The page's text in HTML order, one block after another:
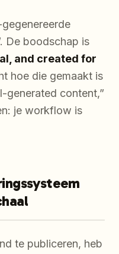
De boodschap is
and created for
hoe die gemaakt is
generated content,”
je workflow is
te publiceren, heb